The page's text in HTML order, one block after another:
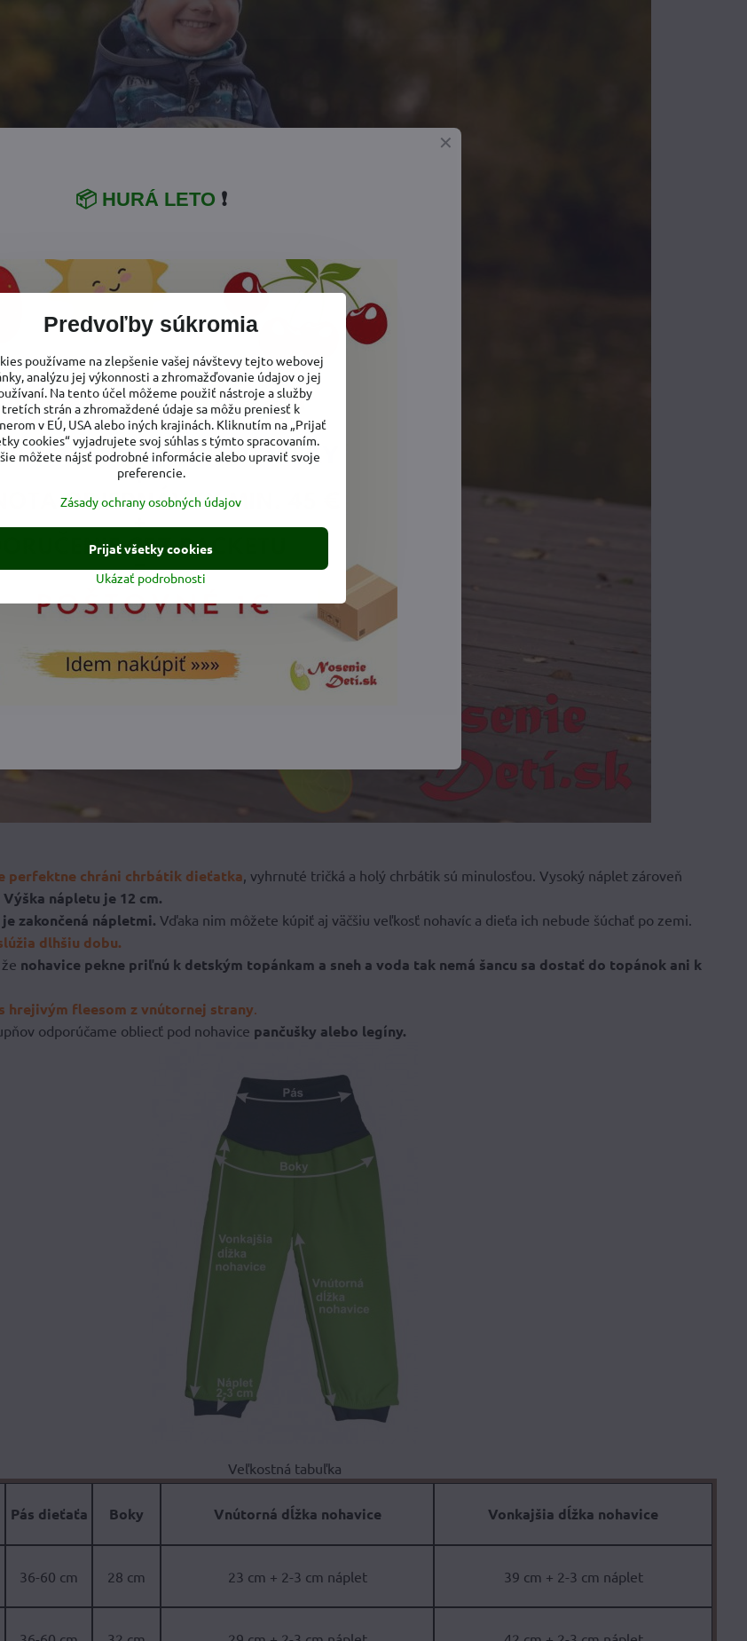
perfektne chráni chrbátik dieťatka, vyhrnuté tričká a holý chrbátik sú minulosťou. Vysoký náplet zároveň
Výška nápletu je 12 cm.
zakončená nápletmi. Vďaka nim môžete kúpiť aj väčšiu veľkosť nohavíc a dieťa ich nebude šúchať po zemi.
dlhšiu dobu.
nohavice pekne priľnú k detským topánkam a sneh a voda tak nemá šancu sa dostať do topánok ani k
s hrejivým fleesom z vnútornej strany.
odporúčame obliecť pod nohavice pančušky alebo legíny.
Veľkostná tabuľka
Pás dieťaťa Boky Vnútorná dĺžka nohavice Vonkajšia dĺžka nohavice
36-60 cm 28 cm 23 cm + 2-3 cm náplet 39 cm + 2-3 cm náplet
Predvoľby súkromia
používame na zlepšenie vašej návštevy tejto webovej
analýzu jej výkonnosti a zhromažďovanie údajov o jej
Na tento účel môžeme použiť nástroje a služby
tretích strán a zhromaždené údaje sa môžu preniesť k
v EÚ, USA alebo iných krajinách. Kliknutím na „Prijať
cookies“ vyjadrujete svoj súhlas s týmto spracovaním.
môžete nájsť podrobné informácie alebo upraviť svoje
preferencie.
Zásady ochrany osobných údajov
Ukázať podrobnosti
Prijať všetky cookies
📦 HURÁ LETO ❗